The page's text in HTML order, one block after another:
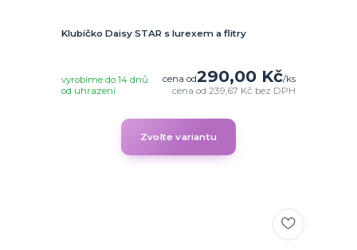
Klubíčko Daisy STAR s lurexem a flitry
cena od290,00 Kč/ks
cena od239,67 Kč bez DPH
vyrobíme do 14 dnů
od uhrazení
Zvolte variantu